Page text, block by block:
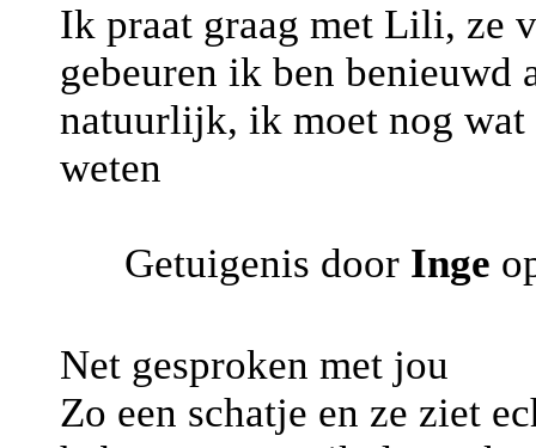
Ik praat graag met Lili, ze
gebeuren ik ben
natuurlijk, ik moet nog wat
weten
Getuigenis door Inge
Net gesproken met jou
Zo een schatje en ze ziet